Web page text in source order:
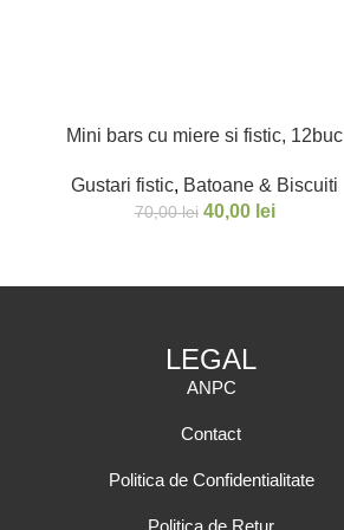
Mini bars cu miere si fistic, 12buc
Gustari fistic, Batoane & Biscuiti
70,00lei 40,00 lei
LEGAL
ANPC
Contact
Politica de Confidentialitate
Politica de Retur